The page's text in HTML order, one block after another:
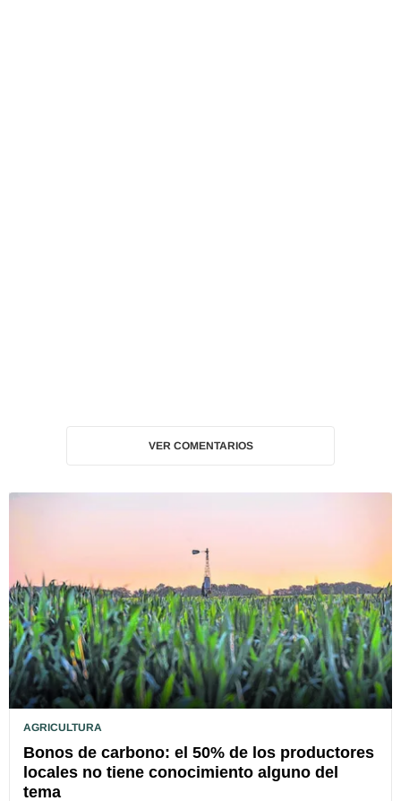
VER COMENTARIOS
AGRICULTURA
Bonos de carbono: el 50% de los productores
locales no tiene conocimiento alguno del
tema